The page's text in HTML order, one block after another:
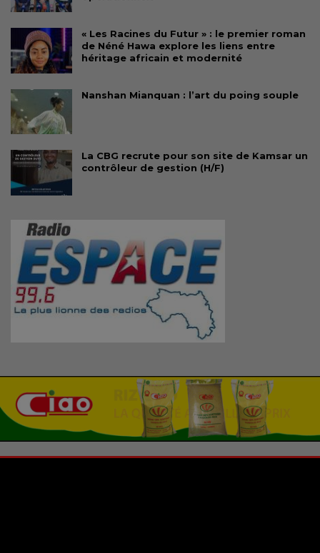
« Les Racines du Futur » : le premier roman
de Néné Hawa explore les liens entre
héritage africain et modernité
Nanshan Mianquan : l’art du poing souple
La CBG recrute pour son site de Kamsar un
contrôleur de gestion (H/F)